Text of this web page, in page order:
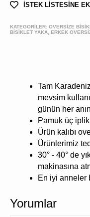
İSTEK LİSTESİNE
KATEGORİLER: OVERSIZE
BİSİKLET YAKA, ERKEK
Tam
mevsim
günün her
Pamuk üç
Ürün kalıbı
Ürünlerimiz
30° - 40° de
makinasına
En iyi anneler
Yorumlar